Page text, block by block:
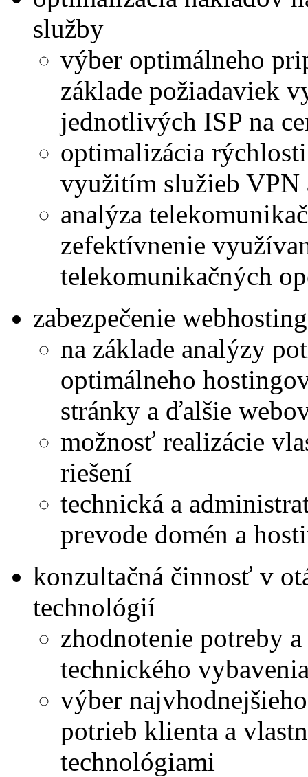
služby
výber optimálneho
základe požiadaviek
jednotlivých ISP na
optimalizácia
využitím služieb VPN
analýza
zefektívnenie
telekomunikačných
zabezpečenie
na základe analýzy
optimálneho
stránky a ďalšie
možnosť realizácie
riešení
technická a
prevode domén a
konzultačná činnosť v
technológií
zhodnotenie potreby
technického
výber
potrieb klienta a
technológiami